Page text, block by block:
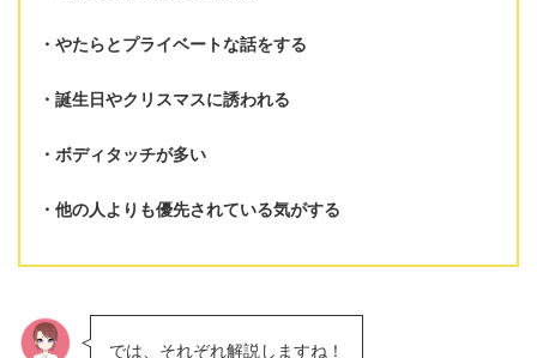
やたらとプライベートな話をする
誕生日やクリスマスに誘われる
ボディタッチが多い
他の人よりも優先されている気がする
では、それぞれ解説しますね！